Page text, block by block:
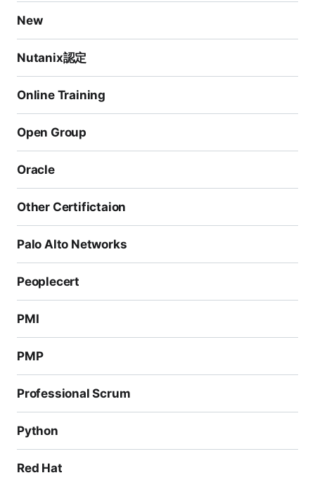
自己学習電子書籍は、Ciscoが提供する公式コース教材
に必要な理論と実践的な知識をすべて提供します。ま
クに基づいた数百の質問が含まれており、受験前に追加
のレビューが必要な領域を特定するのに役立ちます。さ
がより理解しやすい形で示すインタラクティブなデモを
提供します！
Cisco Certified CyberOps Associate（以前のCCNA
CyberOps）として認定を受けることで、サイバーセキ
ュリティを専門とするネットワークオペレーションセン
Security、CCIE Service Providerなどの上位レベルの
認定資格へのステップとしても活用できます。これらの
認定資格を取得することで、経験と経済的報酬が増加し
ます。Glassdoorによると、Cisco Certified CyberOp
s Associateの平均年収は、アメリカ国内で92,000ドル
定資格が重要な役割を果たすでしょう！
CCNA Cyber Ops過去問 & 問題集に関するいくつかの
質問...
New
Nutanix認定
Online Training
Open Group
Oracle
Other Certifictaion
Palo Alto Networks
Peoplecert
PMI
PMP
Professional Scrum
Python
Red Hat